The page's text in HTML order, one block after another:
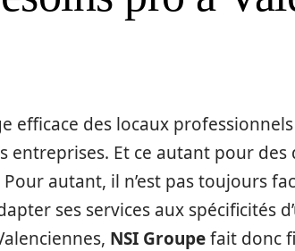
efficace des locaux
entreprises. Et ce autant pour
autant, il n’est pas toujours
ses services aux spécificités
NSI Groupefait donc